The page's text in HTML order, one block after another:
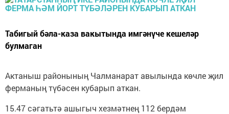
Табигый бәла-каза вакытында имгәнүче кешеләр
булмаган
Актаныш районының Чалманарат авылында көчле җил
ферманың түбәсен кубарып аткан.
15.47 сәгатьтә ашыгыч хезмәтнең 112 бердәм